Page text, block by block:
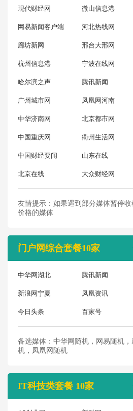
现代财经网 微山信息港
网易新闻客户端 河北热线网
廊坊新网 邢台大邢网
杭州信息港 宁波在线网
哈尔滨之声 腾讯新闻
广州城市网 凤凰网河南
中华济南网 北京都市网
中国重庆网 衢州生活网
中国财经要闻 山东在线
北京在线 大众财经网
友情提示：如果遇到部分媒体暂停
价格的媒体
门户网综合套餐10家
中华网湖北 腾讯新闻
新浪网宁夏 凤凰资讯
今日头条 百家号
备选媒体：中华网随机，网易随机
机，凤凰网随机
IT科技类套餐 10家